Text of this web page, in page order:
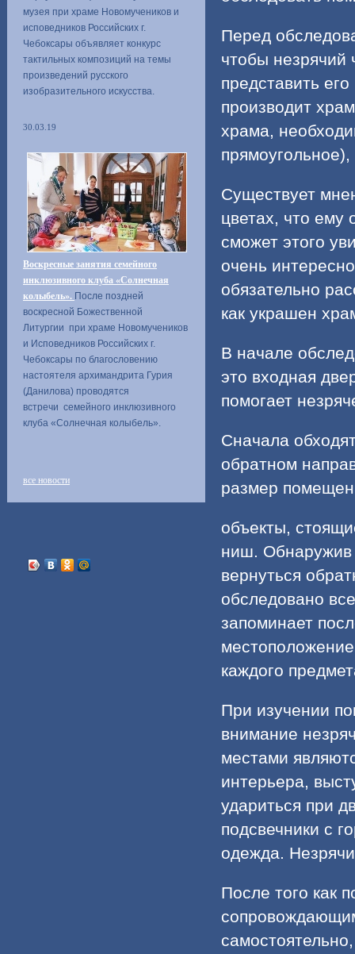
музея при храме Новомучеников и
исповедников Российских г.
Чебоксары объявляет конкурс
тактильных композиций на темы
произведений русского
изобразительного искусства.
30.03.19
Воскресные занятия семейного
инклюзивного клуба «Солнечная
колыбель». После поздней
воскресной Божественной
Литургии при храме Новомучеников
и Исповедников Российских г.
Чебоксары по благословению
настоятеля архимандрита Гурия
(Данилова) проводятся
встречи семейного инклюзивного
клуба «Солнечная колыбель».
все новости
Перед
чтобы незрячий
представить
производит
храма,
Существует
цветах, что ему
сможет этого
очень
обязательно
как украшен
В начале
это входная
помогает
Сначала
обратном
размер
объекты,
ниш. Обнаружив
вернуться
обследовано
запоминает
каждого
При изучении
внимание
местами
интерьера,
удариться при
подсвечники с
одежда.
После того как